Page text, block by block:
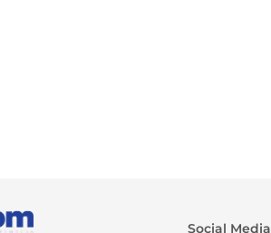
Social Media